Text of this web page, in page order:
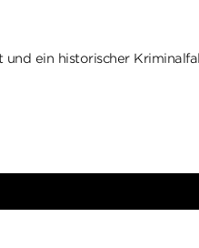
ein historischer